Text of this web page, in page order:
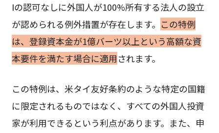
Iの認可なしに外国人が100%所有する法人の設立
が認められる例外措置が存在します。 この特例
は、登録資本金が1億バーツ以上という高額な資
本要件を満たす場合に適用されます。
この特例は、米タイ友好条約のような特定の国籍
に限定されるものではなく、すべての外国人投資
家が利用できるという利点があります。また、申